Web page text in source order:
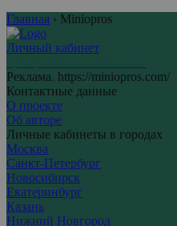
Главная › Miniopros
Личный кабинет
Реклама. https://miniopros.com/
Контактные данные
О проекте
Об авторе
Личные кабинеты в городах
Москва
Санкт-Петербург
Новосибирск
Екатеринбург
Казань
Нижний Новгород